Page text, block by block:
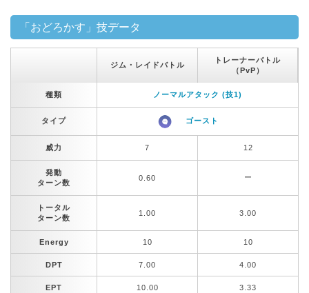
「おどろかす」技データ
ジム・レイドバトル
トレーナーバトル
（PvP）
種類 ノーマルアタック (技1)
タイプ ゴースト
威力 7 12
発動
ターン数
0.60 ー
トータル
ターン数
1.00 3.00
Energy 10 10
DPT 7.00 4.00
EPT 10.00 3.33